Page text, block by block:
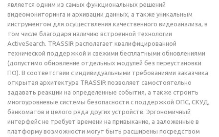
является одним из самых функциональных решений
видеомониторинга и архивации данных, а также уникальным
инструментом для осуществления качественного видеоанализа, в
том числе благодаря наличию встроенной технологии
ActiveSearch. TRASSIR располагает квалифицированной
технической поддержкой и свежими бесплатными обновлениями
(допустимо обновление отдельных модулей без переустановки
ПО). В соответствии с индивидуальными требованиями заказчика
открытая архитектура TRASSIR позволяет самостоятельно
задавать реакции на определенные события, а также строить
многоуровневые системы безопасности с поддержкой ОПС, СКУД,
банкоматов и целого ряда других устройств. Эргономичный
интерфейс не требует времени на привыкание, а заложенные в
платформу возможности могут быть расширены посредством